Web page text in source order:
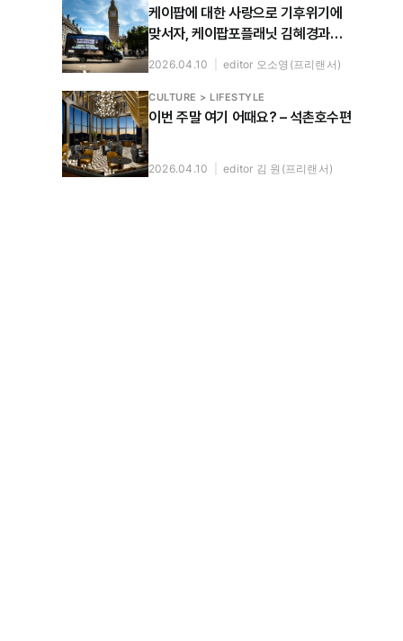
케이팝에 대한 사랑으로 기후위기에
맞서자, 케이팝포플래닛 김혜경과
누룰 사리파와 나눈 대화
2026.04.10 editor 오소영(프리랜서)
CULTURE > LIFESTYLE
이번 주말 여기 어때요? – 석촌호수편
2026.04.10 editor 김 원(프리랜서)